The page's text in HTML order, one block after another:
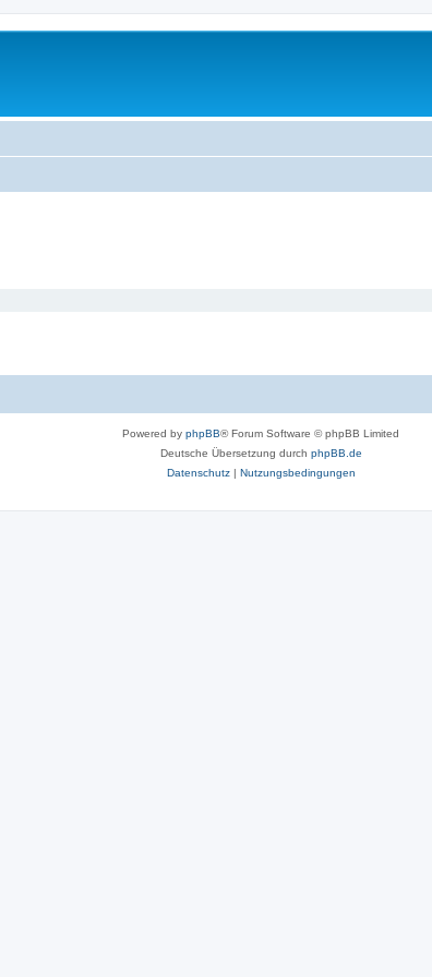
Powered by phpBB® Forum Software © phpBB Limited
Deutsche Übersetzung durch phpBB.de
Datenschutz| Nutzungsbedingungen